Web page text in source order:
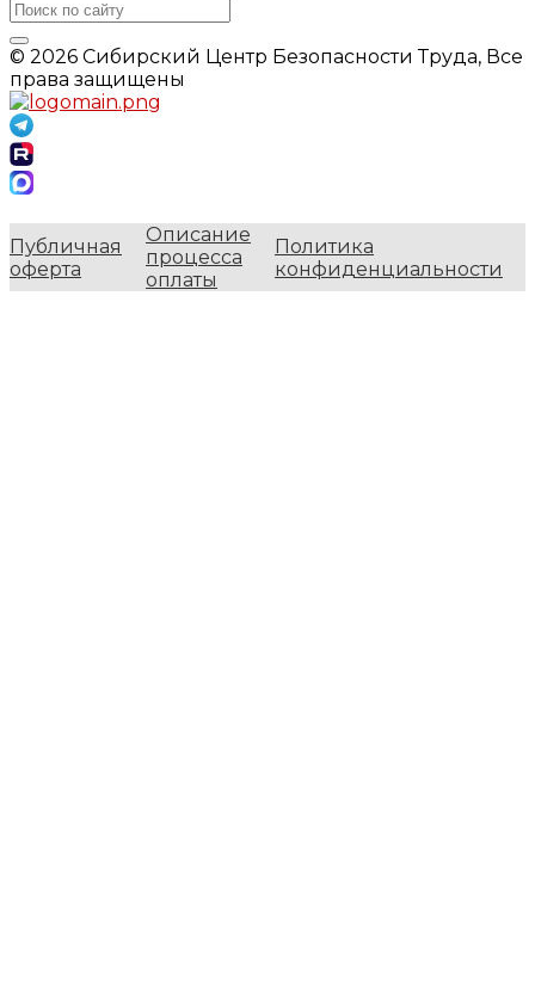
© 2026 Сибирский Центр Безопасности Труда, Все
права защищены
Публичная
оферта
Описание
процесса
оплаты
Политика
конфиденциальности